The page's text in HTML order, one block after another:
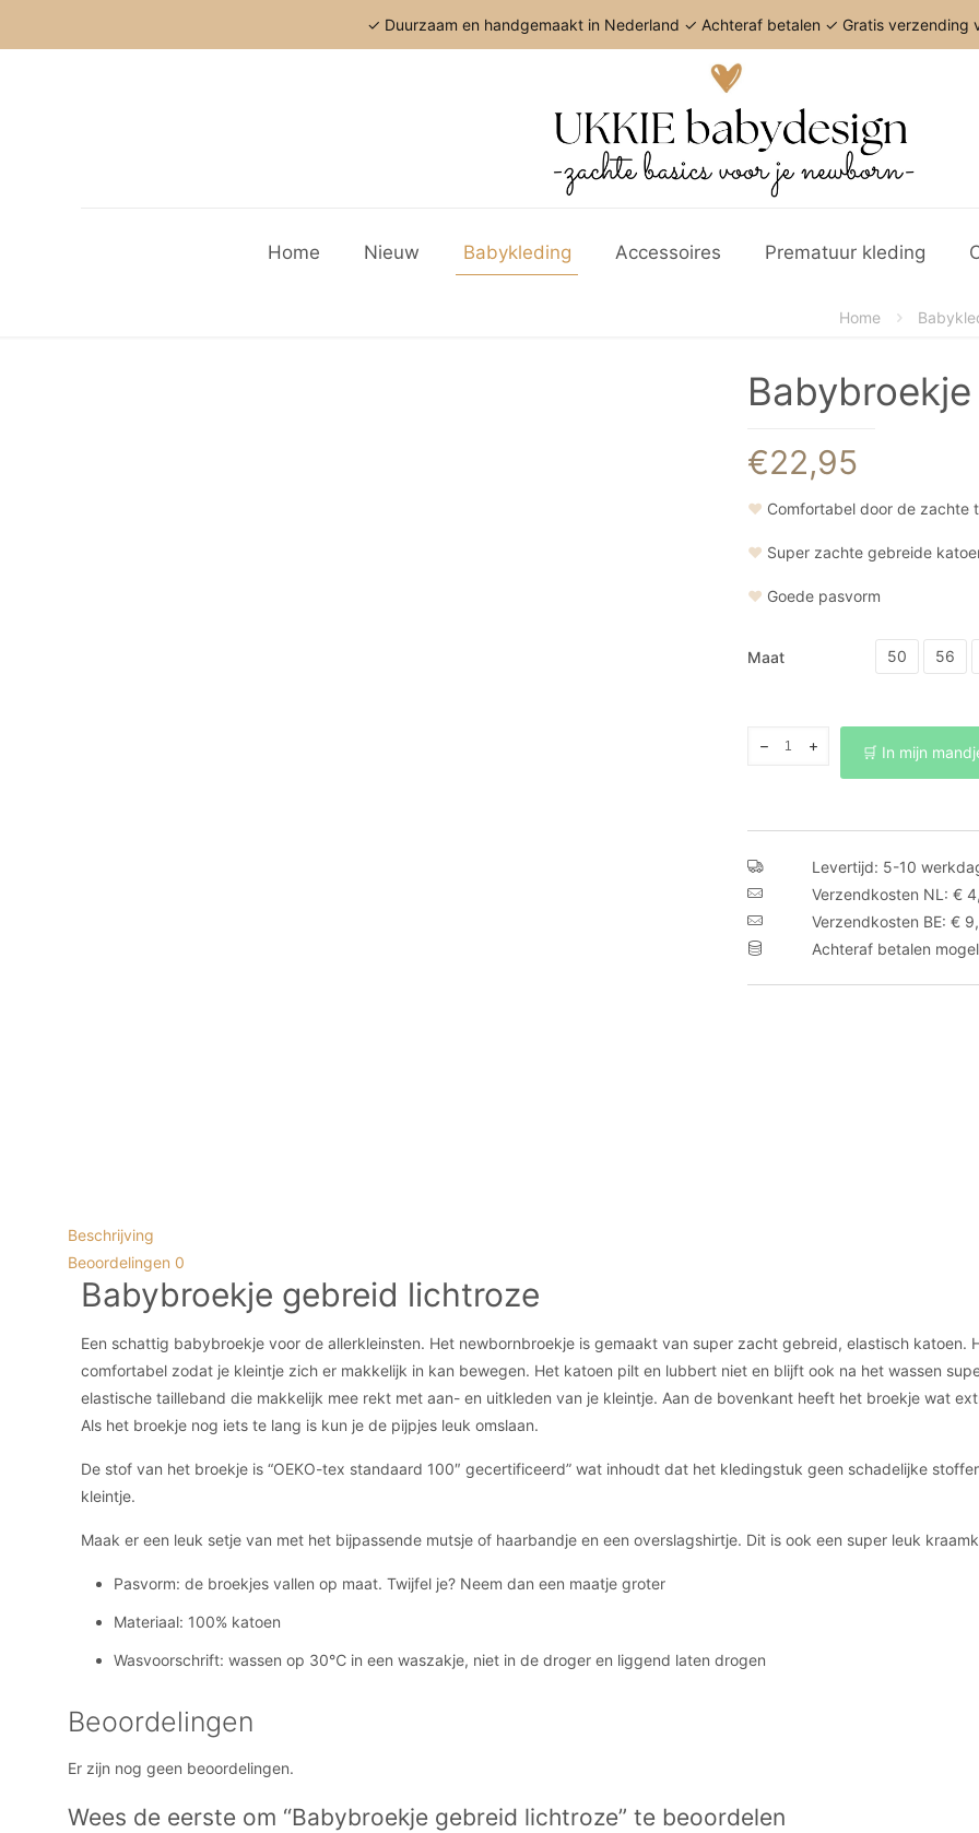
✓ Duurzaam en handgemaakt in Nederland ✓ Achteraf betalen ✓ Gratis verzending
Home Nieuw Babykleding Accessoires Prematuur kleding
Home
€22,95
❤ Comfortabel door de zachte
❤ Super zachte gebreide
❤ Goede pasvorm
Maat 50 56
Babybroekje
🛒 In mijn
Levertijd: 5-10
Verzendkosten NL: €
Verzendkosten BE: €
Achteraf betalen
Beschrijving
Beoordelingen 0
Babybroekje gebreid lichtroze
Een schattig babybroekje voor de allerkleinsten. Het newbornbroekje is gemaakt van super zacht gebreid, elastisch katoen.
comfortabel zodat je kleintje zich er makkelijk in kan bewegen. Het katoen pilt en lubbert niet en blijft ook na het wassen
elastische tailleband die makkelijk mee rekt met aan- en uitkleden van je kleintje. Aan de bovenkant heeft het broekje wat
Als het broekje nog iets te lang is kun je de pijpjes leuk omslaan.
De stof van het broekje is “OEKO-tex standaard 100″ gecertificeerd” wat inhoudt dat het kledingstuk geen schadelijke
kleintje.
Maak er een leuk setje van met het bijpassende mutsje of haarbandje en een overslagshirtje. Dit is ook een super leuk
Pasvorm: de broekjes vallen op maat. Twijfel je? Neem dan een maatje groter
Materiaal: 100% katoen
Wasvoorschrift: wassen op 30℃ in een waszakje, niet in de droger en liggend laten drogen
Beoordelingen
Er zijn nog geen beoordelingen.
Wees de eerste om “Babybroekje gebreid lichtroze” te beoordelen